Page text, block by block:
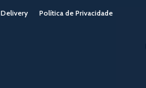
Delivery Política de Privacidade